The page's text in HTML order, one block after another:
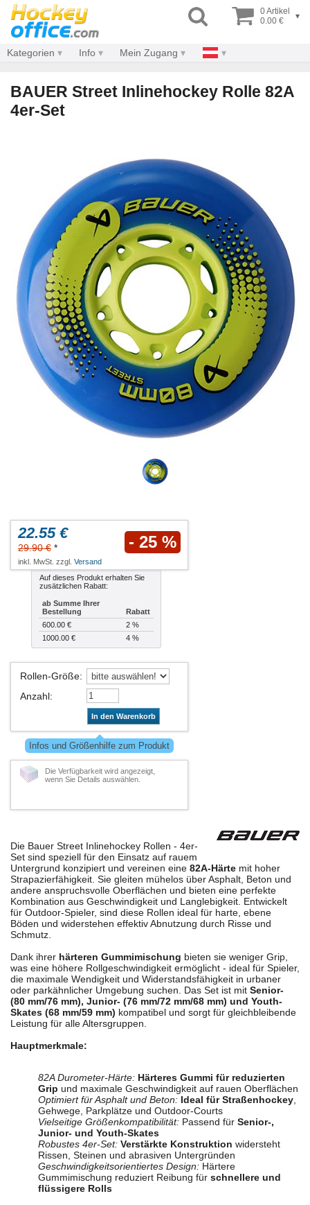
0 Artikel
0.00 €
▾
Kategorien Info Mein Zugang
BAUER Street Inlinehockey Rolle 82A
4er-Set
22.55 €
29.90 € * - 25 %
inkl. MwSt. zzgl. Versand
Auf dieses Produkt erhalten Sie
zusätzlichen Rabatt:
ab Summe Ihrer
Bestellung
Rabatt
600.00 €
2 %
1000.00 €
4 %
Rollen-Größe:
Anzahl:
In den Warenkorb
Infos und Größenhilfe zum Produkt
Die Verfügbarkeit wird angezeigt,
wenn Sie Details auswählen.
Die Bauer Street Inlinehockey Rollen - 4er-
Set sind speziell für den Einsatz auf rauem
Untergrund konzipiert und vereinen eine 82A-Härte mit hoher
Strapazierfähigkeit. Sie gleiten mühelos über Asphalt, Beton und
andere anspruchsvolle Oberflächen und bieten eine perfekte
Kombination aus Geschwindigkeit und Langlebigkeit. Entwickelt
für Outdoor-Spieler, sind diese Rollen ideal für harte, ebene
Böden und widerstehen effektiv Abnutzung durch Risse und
Schmutz.
Dank ihrer härteren Gummimischung bieten sie weniger Grip,
was eine höhere Rollgeschwindigkeit ermöglicht - ideal für Spieler,
die maximale Wendigkeit und Widerstandsfähigkeit in urbaner
oder parkähnlicher Umgebung suchen. Das Set ist mit Senior-
(80 mm/76 mm), Junior- (76 mm/72 mm/68 mm) und Youth-
Skates (68 mm/59 mm) kompatibel und sorgt für gleichbleibende
Leistung für alle Altersgruppen.
Hauptmerkmale:
82A Durometer-Härte: Härteres Gummi für reduzierten
Grip und maximale Geschwindigkeit auf rauen Oberflächen
Optimiert für Asphalt und Beton: Ideal für Straßenhockey
Gehwege, Parkplätze und Outdoor-Courts
Vielseitige Größenkompatibilität: Passend für Senior-,
Junior- und Youth-Skates
Robustes 4er-Set: Verstärkte Konstruktion widersteht
Rissen, Steinen und abrasiven Untergründen
Geschwindigkeitsorientiertes Design: Härtere
Gummimischung reduziert Reibung für schnellere und
flüssigere Rolls